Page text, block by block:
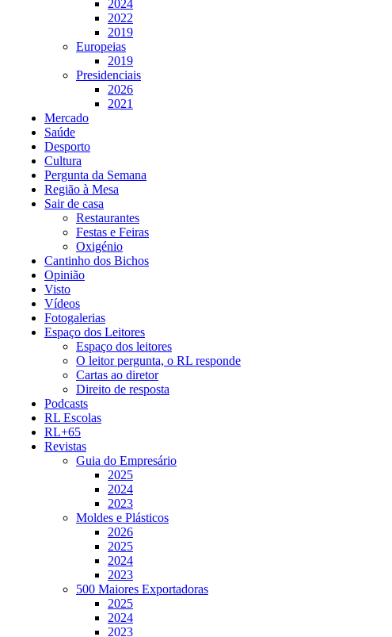
2024
2022
2019
Europeias
2019
Presidenciais
2026
2021
Mercado
Saúde
Desporto
Cultura
Pergunta da Semana
Região à Mesa
Sair de casa
Restaurantes
Festas e Feiras
Oxigénio
Cantinho dos Bichos
Opinião
Visto
Vídeos
Fotogalerias
Espaço dos Leitores
Espaço dos leitores
O leitor pergunta, o RL responde
Cartas ao diretor
Direito de resposta
Podcasts
RL Escolas
RL+65
Revistas
Guia do Empresário
2025
2024
2023
Moldes e Plásticos
2026
2025
2024
2023
500 Maiores Exportadoras
2025
2024
2023